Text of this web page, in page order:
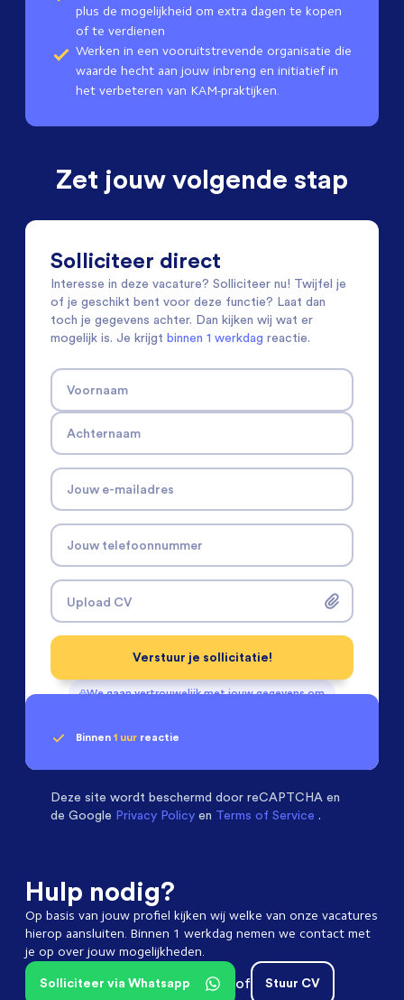
plus de mogelijkheid om extra dagen te kopen
of te verdienen
Werken in een vooruitstrevende organisatie die
waarde hecht aan jouw inbreng en initiatief in
het verbeteren van KAM-praktijken.
Zet jouw volgende stap
Solliciteer direct
Interesse in deze vacature? Solliciteer nu! Twijfel je
of je geschikt bent voor deze functie? Laat dan
toch je gegevens achter. Dan kijken wij wat er
mogelijk is. Je krijgt binnen 1 werkdag reactie.
Voornaam
Achternaam
Jouw e-mailadres
Jouw telefoonnummer
Upload CV
We gaan vertrouwelijk met jouw gegevens om
Verstuur je sollicitatie!
Binnen 1 uur reactie
Deze site wordt beschermd door reCAPTCHA en
de Google Privacy Policy en Terms of Service .
Hulp nodig?
Op basis van jouw profiel kijken wij welke van onze vacatures
hierop aansluiten. Binnen 1 werkdag nemen we contact met
je op over jouw mogelijkheden.
Stuur CV
of
Solliciteer via Whatsapp